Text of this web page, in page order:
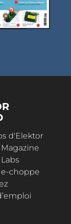
d'Elektor
choppe